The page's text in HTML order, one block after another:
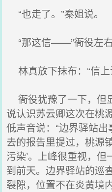
“也走了。”秦姐说。
“那这信——”衙役左右
林真放下抹布：“信上
衙役犹豫了一下，
说认识苏云卿这次在桃
低声音说：“边界驿站
去的报告里提过，桃源
污染’。上峰很重视，
到前天。边界驿站的巡
裂隙，位置不在炎黄境